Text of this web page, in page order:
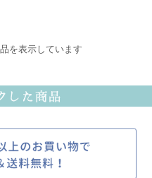
を表示しています